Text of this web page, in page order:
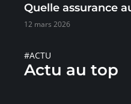
Quelle assurance
12 mars 2026
#ACTU
Actu au top